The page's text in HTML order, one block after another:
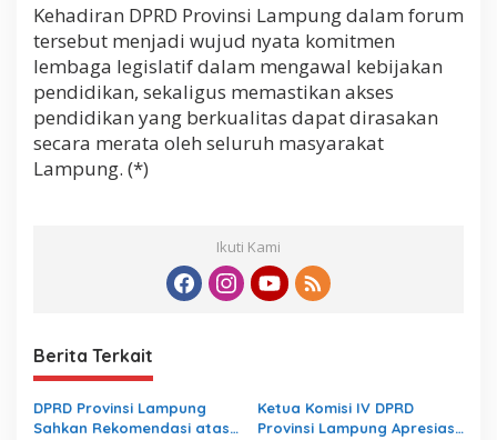
Kehadiran DPRD Provinsi Lampung dalam forum
tersebut menjadi wujud nyata komitmen
lembaga legislatif dalam mengawal kebijakan
pendidikan, sekaligus memastikan akses
pendidikan yang berkualitas dapat dirasakan
secara merata oleh seluruh masyarakat
Lampung. (*)
Ikuti Kami
Berita Terkait
DPRD Provinsi Lampung
Sahkan Rekomendasi atas
Ketua Komisi IV DPRD
Provinsi Lampung Apresiasi